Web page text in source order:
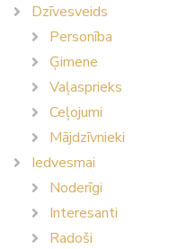
Dzīvesveids
Personība
Ģimene
Vaļasprieks
Ceļojumi
Mājdzīvnieki
Iedvesmai
Noderīgi
Interesanti
Radoši